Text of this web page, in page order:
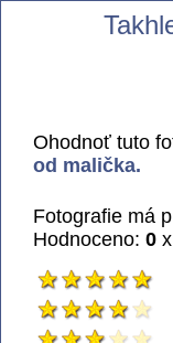
Ohodnoť tuto
od malička.
Fotografie má
Hodnoceno: 0 x